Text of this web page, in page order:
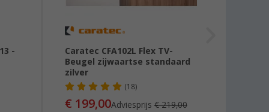
-
Caratec CFA102L Flex TV-
Beugel zijwaartse standaard
zilver
(18)
€ 199,00Adviesprijs € 219,00